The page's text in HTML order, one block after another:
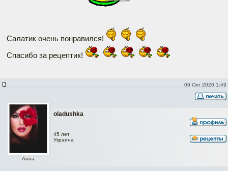
Салатик очень понравился!
Спасибо за рецептик!
09 Окт 2020 1:49
oladushka
Анна
45 лет
Украина